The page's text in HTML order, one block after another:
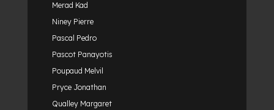
Merad Kad
Niney Pierre
Pascal Pedro
Pascot Panayotis
Poupaud Melvil
Pryce Jonathan
Qualley Margaret